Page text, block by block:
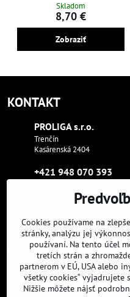
Skladom
8,70 €
Zobraziť
KONTAKT
PROLIGA s​.r​.o​.
Trenčín
Kasárenská 2404
+421 948 070 393
proliga​@proliga​.eu
Sme tam, kde aj vy:
Facebook Instagram
NAVIGÁCIA
Cookies používame na
stránky, analýzu jej
používaní. Na tento účel
tretích strán a
partnerom v EÚ, USA alebo
všetky cookies“ vyjadrujete
Nižšie môžete nájsť